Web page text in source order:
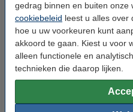
gedrag binnen en buiten onze
cookiebeleid leest u alles over
hoe u uw voorkeuren kunt
akkoord te gaan. Kiest u voor
alleen functionele en
technieken die daarop lijken.
123inkt kopieerpapier 1 doos
van 2500 vellen A4 - 80 g/m²